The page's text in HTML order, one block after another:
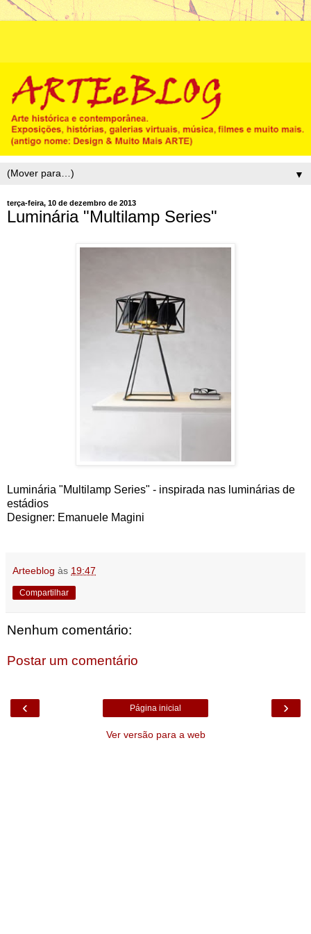
▼
terça-feira, 10 de dezembro de 2013
Luminária "Multilamp Series"
Luminária "Multilamp Series" - inspirada nas luminárias de
estádios
Designer: Emanuele Magini
Arteeblog às 19:47
Compartilhar
Nenhum comentário:
Postar um comentário
‹ ›
Página inicial
Ver versão para a web